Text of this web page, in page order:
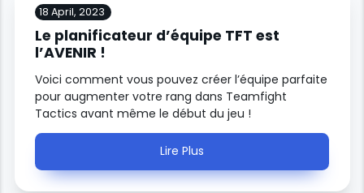
18 April, 2023
Le planificateur d’équipe TFT est
l’AVENIR !
Voici comment vous pouvez créer l’équipe parfaite
pour augmenter votre rang dans Teamfight
Tactics avant même le début du jeu !
Lire Plus